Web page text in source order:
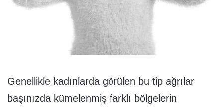
Genellikle kadınlarda görülen bu tip ağrılar
başınızda kümelenmiş farklı bölgelerin